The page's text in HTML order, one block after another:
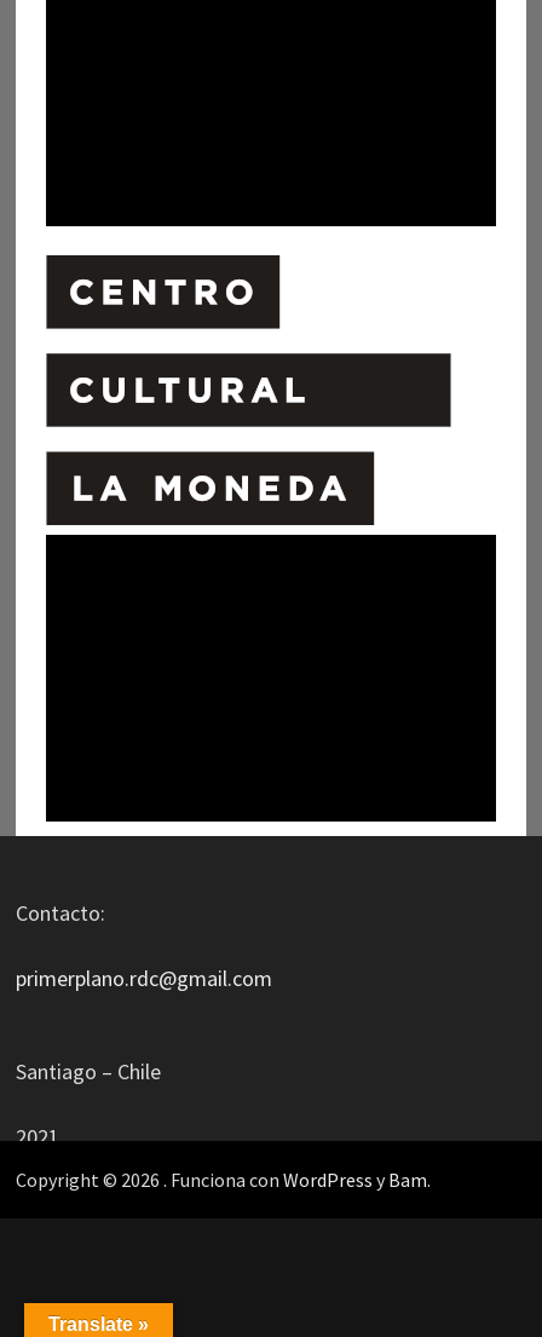
Contacto:
primerplano.rdc@gmail.com
Santiago – Chile
2021
Copyright © 2026 . Funciona con WordPress yBam.
Translate »